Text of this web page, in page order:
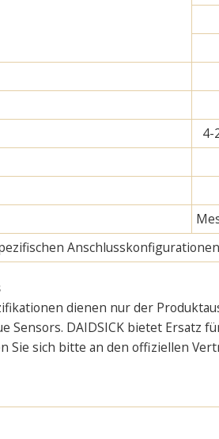
4-
dienen nur der
Sensors. DAIDSICK bietet
sich bitte an den offiziellen